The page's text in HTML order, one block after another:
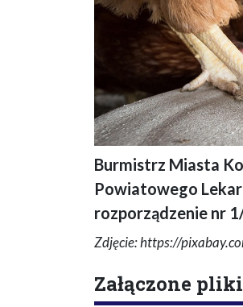
Na zdjęciu kilka kur w
Burmistrz Miasta
Powiatowego
rozporządzenie nr
Zdjęcie: https://
Załączone pliki